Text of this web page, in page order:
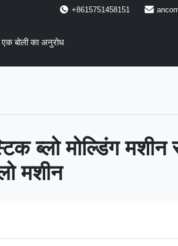
+8615751458151
एक बोली का अनुरोध
ब्लो मोल्डिंग
मशीन